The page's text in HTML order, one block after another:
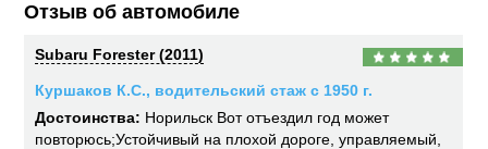
Отзыв об автомобиле
Subaru Forester (2011)
Куршаков К.С., водительский стаж с 1950 г.
Достоинства: Норильск Вот отъездил год может
повторюсь;Устойчивый на плохой дороге, управляемый,